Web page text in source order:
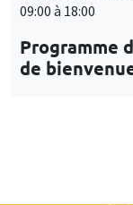
09:00 à 18:00
Programme
de